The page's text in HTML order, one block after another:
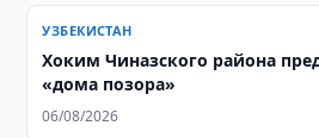
УЗБЕКИСТАН
Хоким Чиназского района
«дома позора»
06/08/2026